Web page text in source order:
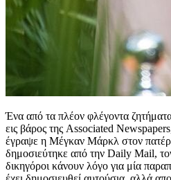
Ένα από τα πλέον φλέγοντα
εις βάρος της Associated
έγραψε η Μέγκαν Μάρκλ στον
δημοσιεύτηκε από την Daily Mail,
δικηγόροι κάνουν λόγο για μία